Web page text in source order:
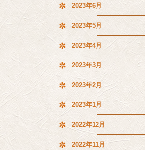
2023年6月
2023年5月
2023年4月
2023年3月
2023年2月
2023年1月
2022年12月
2022年11月